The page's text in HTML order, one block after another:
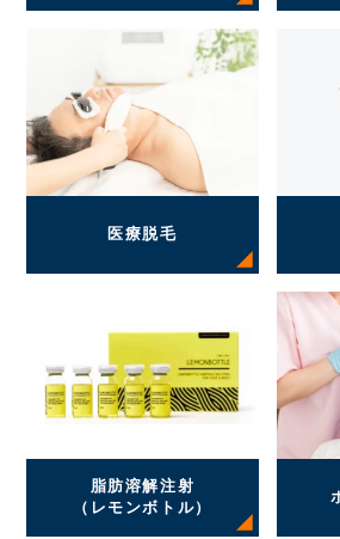
医療脱毛
脂肪溶解注射
（レモンボトル）